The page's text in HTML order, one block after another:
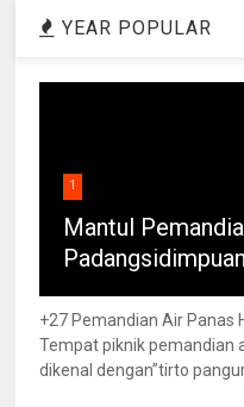
YEAR POPULAR
1
Mantul
+27 Pemandian Air Panas
Tempat piknik pemandian
dikenal dengan”tirto